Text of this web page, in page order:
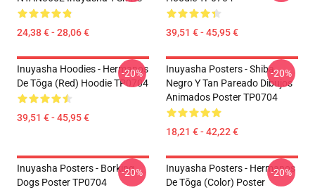
24,38 € - 28,06 € 39,51 € - 45,95 €
Inuyasha Hoodies - Hermanos
De Tōga (red) Hoodie TP0704
39,51 € - 45,95 €
-20%
Inuyasha Posters - Shiba
Negro Y Tan Pareado Dibujos
Animados Poster TP0704
18,21 € - 42,22 €
-20%
Inuyasha Posters - Borking
Dogs Poster TP0704
-20%
Inuyasha Posters - Hermanos
De Tōga (color) Poster
-20%